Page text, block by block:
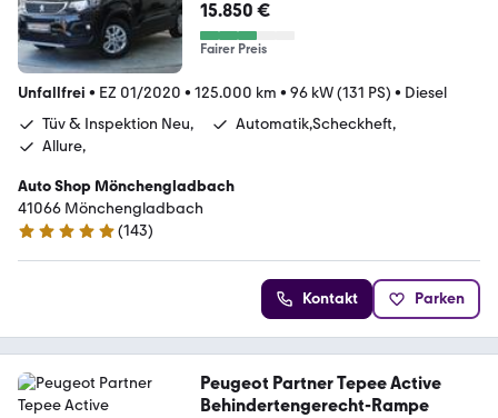
*1.Hand*Tüv&Inspektion
Neu*Automatik*
15.850 €
Fairer Preis
Unfallfrei • EZ 01/2020 • 125.000 km • 96 kW (131 PS) • Diesel
Tüv & Inspektion Neu,
Automatik,Scheckheft,
Allure,
Auto Shop Mönchengladbach
41066 Mönchengladbach
4.9 Sterne
(143)
Kontakt Parken
Peugeot Partner Tepee Active
Behindertengerecht-Rampe